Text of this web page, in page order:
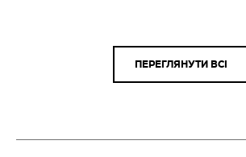
ПЕРЕГЛЯНУТИ ВСІ